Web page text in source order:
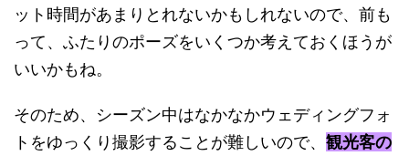
ット時間があまりとれないかもしれないので、前も
って、ふたりのポーズをいくつか考えておくほうが
いいかもね。
そのため、 シーズン中はなかなかウェディングフォ
トをゆっくり撮影すること が難しいので、 観光客の